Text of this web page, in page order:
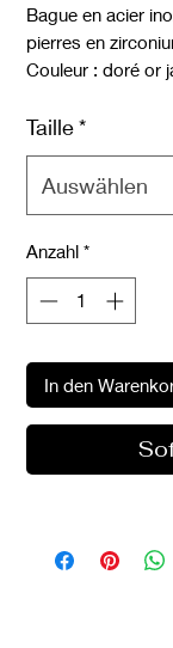
Bague en acier
pierres en
Couleur : doré or
Taille*
Auswählen
Anzahl *
In den